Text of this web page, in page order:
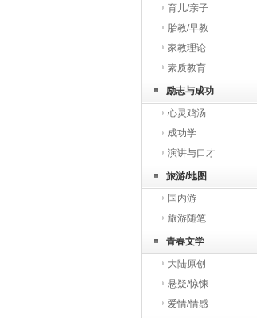
育儿/亲子
胎教/早教
家教理论
素质教育
励志与成功
心灵鸡汤
成功学
演讲与口才
旅游/地图
国内游
旅游随笔
青春文学
大陆原创
悬疑/惊悚
爱情/情感